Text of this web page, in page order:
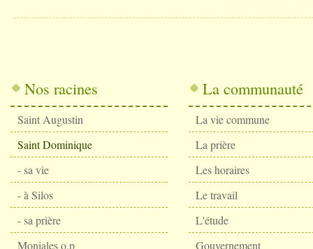
Nos racines
Saint Augustin
Saint Dominique
- sa vie
- à Silos
- sa prière
Moniales o.p
La communauté
La vie commune
La prière
Les horaires
Le travail
L'étude
Gouvernement